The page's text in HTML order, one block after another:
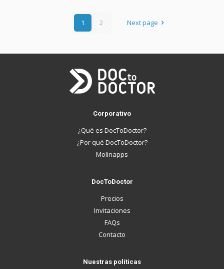
1 2 Next page
Corporativo
¿Qué es DocToDoctor?
¿Por qué DocToDoctor?
Molinapps
DocToDoctor
Precios
Invitaciones
FAQs
Contacto
Nuestras políticas